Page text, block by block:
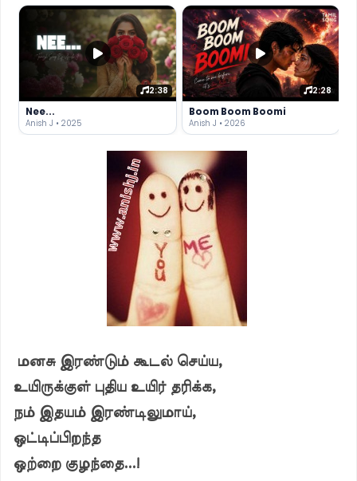
2:38
Nee...
Anish J • 2025
2:28
Boom Boom Boomi
Anish J • 2026
மனசு இரண்டும் கூடல் செய்ய,
உயிருக்குள் புதிய உயிர் தரிக்க,
நம் இதயம் இரண்டிலுமாய்,
ஒட்டிப்பிறந்த
ஒற்றை குழந்தை...!